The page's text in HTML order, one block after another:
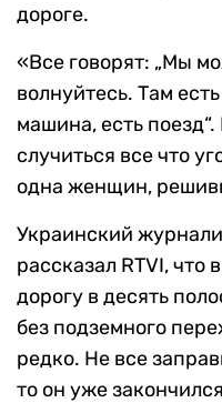
дороге.
«Все говорят: „Мы
волнуйтесь. Там
машина, есть
случиться все что
одна женщин,
Украинский
рассказал RTVI, что
дорогу в десять
без подземного
редко. Не все
то он уже